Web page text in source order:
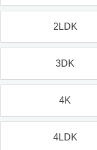
2LDK
3DK
4K
4LDK